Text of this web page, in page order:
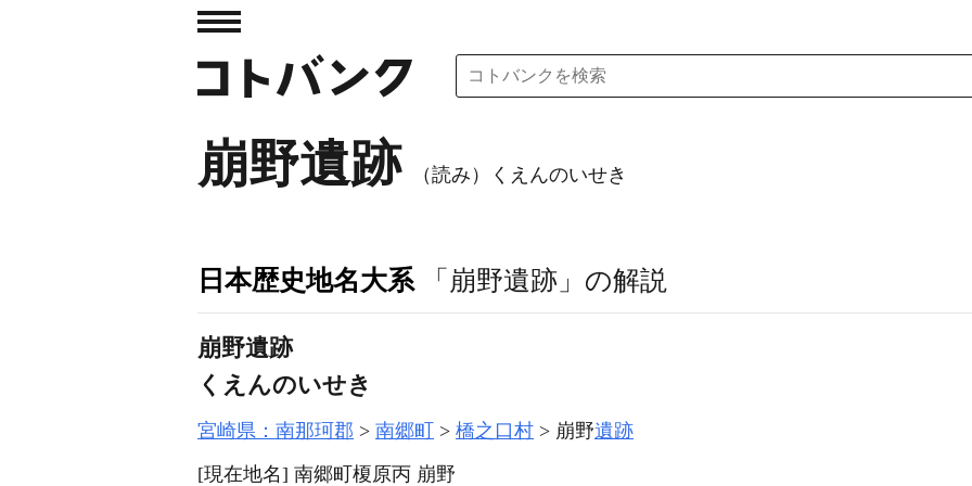
崩野遺跡 （読み）くえんのいせき
日本歴史地名大系 「崩野遺跡」の解説
崩野遺跡
くえんのいせき
宮崎県：南那珂郡 南郷町 橋之口村 崩野遺跡
[現在地名] 南郷町榎原丙 崩野